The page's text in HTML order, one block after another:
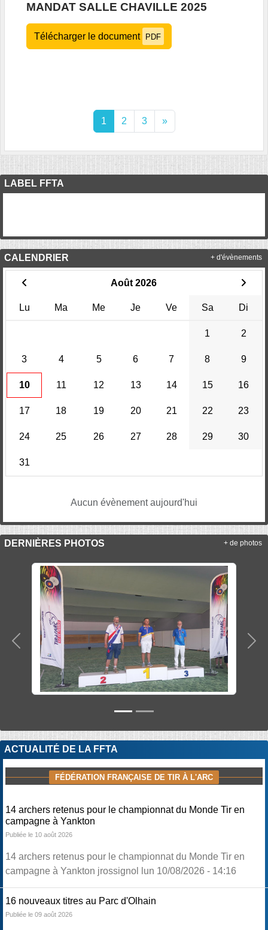
MANDAT SALLE CHAVILLE 2025
Télécharger le document PDF
1 2 3 »
LABEL FFTA
CALENDRIER
Août 2026
Lu Ma Me Je Ve Sa Di
1 2
3 4 5 6 7 8 9
10 11 12 13 14 15 16
17 18 19 20 21 22 23
24 25 26 27 28 29 30
31
Aucun évènement aujourd'hui
+ d'évènements
DERNIÈRES PHOTOS
Précedent
+ de photos
ACTUALITÉ DE LA FFTA
FÉDÉRATION FRANÇAISE DE TIR À L'ARC
14 archers retenus pour le championnat du Monde Tir en
campagne à Yankton
Publiée le 10 août 2026
14 archers retenus pour le championnat du Monde Tir en
campagne à Yankton jrossignol lun 10/08/2026 - 14:16
16 nouveaux titres au Parc d'Olhain
Publiée le 09 août 2026